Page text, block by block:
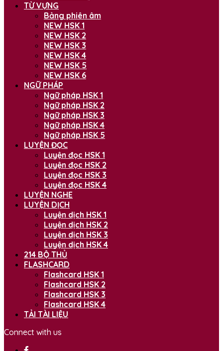
TỪ VỰNG
Bảng phiên âm
NEW HSK 1
NEW HSK 2
NEW HSK 3
NEW HSK 4
NEW HSK 5
NEW HSK 6
NGỮ PHÁP
Ngữ pháp HSK 1
Ngữ pháp HSK 2
Ngữ pháp HSK 3
Ngữ pháp HSK 4
Ngữ pháp HSK 5
LUYỆN ĐỌC
Luyện đọc HSK 1
Luyện đọc HSK 2
Luyện đọc HSK 3
Luyện đọc HSK 4
LUYỆN NGHE
LUYỆN DỊCH
Luyện dịch HSK 1
Luyện dịch HSK 2
Luyện dịch HSK 3
Luyện dịch HSK 4
214 BỘ THỦ
FLASHCARD
Flashcard HSK 1
Flashcard HSK 2
Flashcard HSK 3
Flashcard HSK 4
TẢI TÀI LIỆU
Connect with us